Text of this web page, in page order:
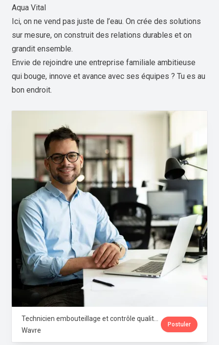
Aqua Vital
Ici, on ne vend pas juste de l’eau. On crée des solutions
sur mesure, on construit des relations durables et on
grandit ensemble.
Envie de rejoindre une entreprise familiale ambitieuse
qui bouge, innove et avance avec ses équipes ? Tu es au
bon endroit.
Wavre
Postuler